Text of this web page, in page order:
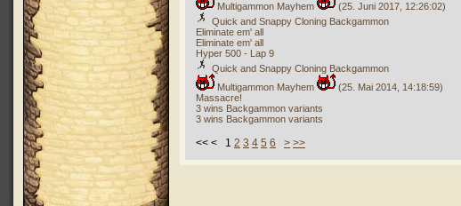
Multigammon Mayhem
(25. Juni 2017, 12:26:02)
Quick and Snappy Cloning Backgammon
Eliminate em' all
Eliminate em' all
Hyper 500 - Lap 9
Quick and Snappy Cloning Backgammon
Multigammon Mayhem
(25. Mai 2014, 14:18:59)
Massacre!
3 wins Backgammon variants
3 wins Backgammon variants
<< < 1 2 3 4 5 6 > >>